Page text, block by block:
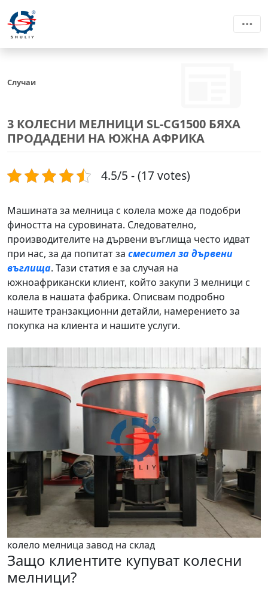
Случаи
3 КОЛЕСНИ МЕЛНИЦИ SL-CG1500 БЯХА
ПРОДАДЕНИ НА ЮЖНА АФРИКА
4.5/5 - (17 votes)
Машината за мелница с колела може да подобри
фиността на суровината. Следователно,
производителите на дървени въглища често идват
при нас, за да попитат за смесител за дървени
въглища. Тази статия е за случая на
южноафрикански клиент, който закупи 3 мелници с
колела в нашата фабрика. Описвам подробно
нашите транзакционни детайли, намерението за
покупка на клиента и нашите услуги.
колело мелница завод на склад
Защо клиентите купуват колесни
мелници?